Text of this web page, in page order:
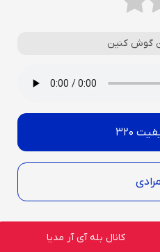
گوش کنین
320
کانال بله آی آر مدیا